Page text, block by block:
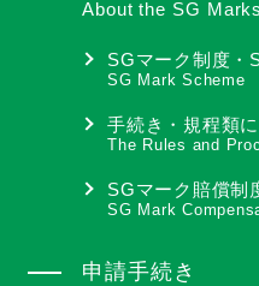
About the SG Marks
SGマーク制度・
SG Mark Scheme
手続き・規程類
The Rules and
SGマーク賠償制
SG Mark
申請手続き